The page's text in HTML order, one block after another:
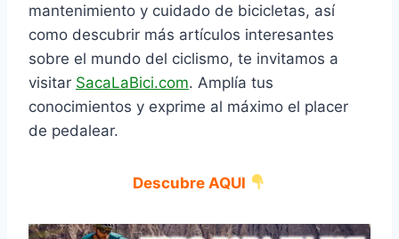
mantenimiento y cuidado de bicicletas, así
como descubrir más artículos interesantes
sobre el mundo del ciclismo, te invitamos a
visitar SacaLaBici.com. Amplía tus
conocimientos y exprime al máximo el placer
de pedalear.
Descubre AQUI